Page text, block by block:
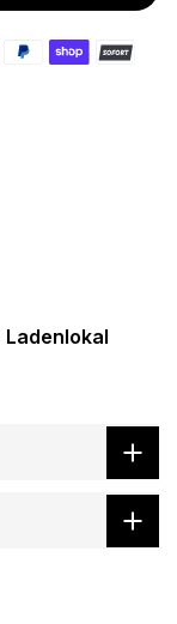
Ladenlokal